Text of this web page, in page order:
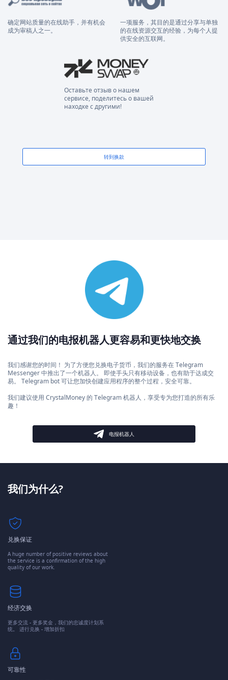
确定网站质量的在线助手，并有机会
成为审稿人之一。
一项服务，其目的是通过分享与单独
的在线资源交互的经验，为每个人提
供安全的互联网。
Оставьте отзыв о нашем
сервисе, поделитесь о вашей
находке с другими!
转到换款
通过我们的电报机器人更容易和更快地交换
我们感谢您的时间！ 为了方便您兑换电子货币，我们的服务在 Telegram
Messenger 中推出了一个机器人。 即使手头只有移动设备，也有助于达成交
易。 Telegram bot 可让您加快创建应用程序的整个过程，安全可靠。
我们建议使用 CrystalMoney 的 Telegram 机器人，享受专为您打造的所有乐
趣！
电报机器人
我们为什么?
兑换保证
A huge number of positive reviews about
the service is a confirmation of the high
quality of our work.
经济交换
更多交流 - 更多奖金，我们的忠诚度计划系
统。 进行兑换 - 增加折扣
可靠性